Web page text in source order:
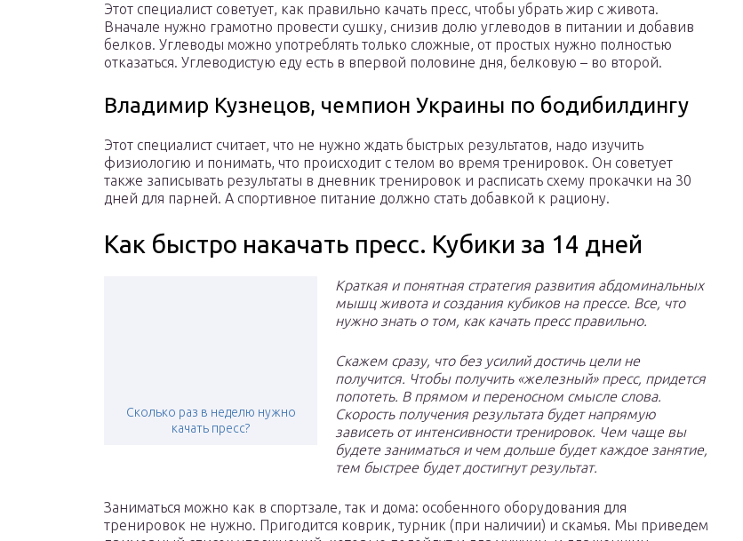
Этот специалист советует, как правильно качать пресс, чтобы убрать жир с живота.
Вначале нужно грамотно провести сушку, снизив долю углеводов в питании и добавив
белков. Углеводы можно употреблять только сложные, от простых нужно полностью
отказаться. Углеводистую еду есть в впервой половине дня, белковую – во второй.
Владимир Кузнецов, чемпион Украины по бодибилдингу
Этот специалист считает, что не нужно ждать быстрых результатов, надо изучить
физиологию и понимать, что происходит с телом во время тренировок. Он советует
также записывать результаты в дневник тренировок и расписать схему прокачки на 30
дней для парней. А спортивное питание должно стать добавкой к рациону.
Как быстро накачать пресс. Кубики за 14 дней
Сколько раз в неделю нужно
качать пресс?
Краткая и понятная стратегия развития абдоминальных
мышц живота и создания кубиков на прессе. Все, что
нужно знать о том, как качать пресс правильно.
Скажем сразу, что без усилий достичь цели не
получится. Чтобы получить «железный» пресс, придется
попотеть. В прямом и переносном смысле слова.
Скорость получения результата будет напрямую
зависеть от интенсивности тренировок. Чем чаще вы
будете заниматься и чем дольше будет каждое занятие,
тем быстрее будет достигнут результат.
Заниматься можно как в спортзале, так и дома: особенного оборудования для
тренировок не нужно. Пригодится коврик, турник (при наличии) и скамья. Мы приведем